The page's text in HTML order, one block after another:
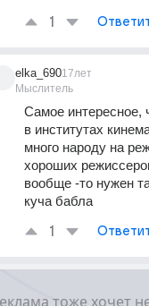
1
elka_690
Мыслитель
17лет
Самое интересное,
в институтах
много народу на
хороших
вообще -то нужен
куча бабла
1